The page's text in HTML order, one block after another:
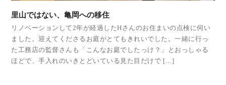
里山ではない、亀岡への移住
リノベーションして2年が経過したHさんのお住まいの点検に伺い
ました。迎えてくださるお庭がとてもきれいでした。一緒に行っ
た工務店の監督さんも「こんなお庭でしたっけ？」とおっしゃる
ほどで、手入れのいきとどいている見た目だけで […]